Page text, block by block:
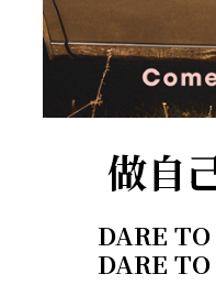
做自
DARE TO
DARE